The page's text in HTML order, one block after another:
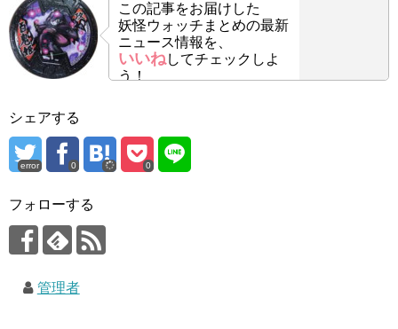
この記事をお届けした
妖怪ウォッチまとめの最新
ニュース情報を、
いいねしてチェックしよ
う！
シェアする
error 0 0
フォローする
管理者